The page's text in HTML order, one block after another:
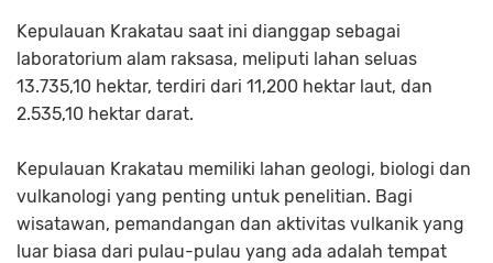
Kepulauan Krakatau saat ini dianggap sebagai
laboratorium alam raksasa, meliputi lahan seluas
13.735,10 hektar, terdiri dari 11,200 hektar laut, dan
2.535,10 hektar darat.
Kepulauan Krakatau memiliki lahan geologi, biologi dan
vulkanologi yang penting untuk penelitian. Bagi
wisatawan, pemandangan dan aktivitas vulkanik yang
luar biasa dari pulau-pulau yang ada adalah tempat